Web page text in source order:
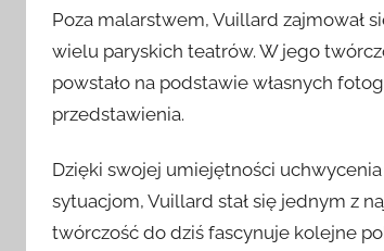
Poza malarstwem, Vuillard zajmował
wielu paryskich teatrów. W jego
powstało na podstawie własnych
przedstawienia.
Dzięki swojej umiejętności
sytuacjom, Vuillard stał się jednym z
twórczość do dziś fascynuje kolejne